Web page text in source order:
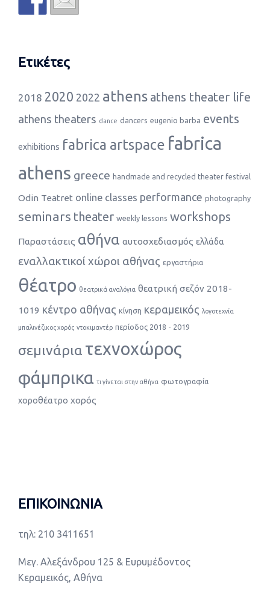
Ετικέτες
2018 2020 2022 athens athens theater life
athens theaters dance dancers eugenio barba events
exhibitions fabrica artspace fabrica
athens greece handmade and recycled theater festival
Odin Teatret online classes performance photography
seminars theater weekly lessons workshops
Παραστάσεις αθήνα αυτοσχεδιασμός ελλάδα
εναλλακτικοί χώροι αθήνας εργαστήρια
θέατρο θεατρικά αναλόγια θεατρική σεζόν 2018-
1019 κέντρο αθήνας κίνηση κεραμεικός λογοτεχνία
μπαλινέζικος χορός ντοκιμαντέρ περίοδος 2018 - 2019
σεμινάρια τεχνοχώρος
φάμπρικα τι γίνεται στην αθήνα φωτογραφία
χοροθέατρο χορός
ΕΠΙΚΟΙΝΩΝΙΑ
τηλ: 210 3411651
Μεγ. Αλεξάνδρου 125 & Ευρυμέδοντος
Κεραμεικός, Αθήνα